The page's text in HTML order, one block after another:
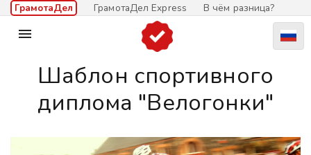
ГрамотаДел ГрамотаДел Express В чём разница?

Шаблон спортивного
диплома "Велогонки"